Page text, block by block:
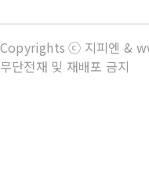
Copyrights ⓒ 지피엔 &
무단전재 및 재배포 금지